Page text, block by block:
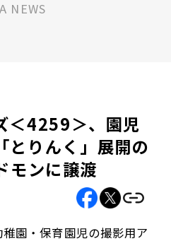
NEWS
＜4259＞、園児
とりんく」展開の
ンに譲渡
園・保育園児の撮影用ア